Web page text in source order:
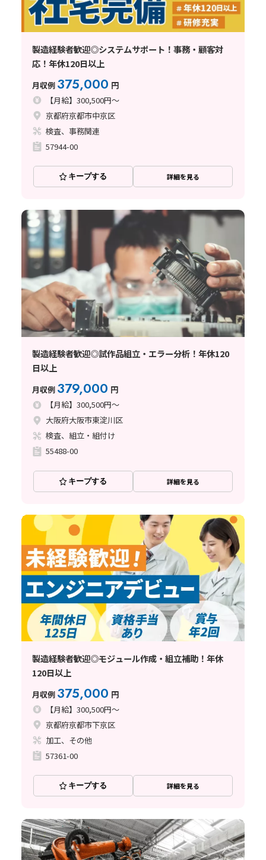
製造経験者歓迎◎システムサポート！事務・顧客対
応！年休120日以上
月収例 375,000 円
【月給】300,500円～
京都府京都市中京区
検査、事務関連
57944-00
キープする 詳細を見る
製造経験者歓迎◎試作品組立・エラー分析！年休120
日以上
月収例 379,000 円
【月給】300,500円～
大阪府大阪市東淀川区
検査、組立・組付け
55488-00
キープする 詳細を見る
製造経験者歓迎◎モジュール作成・組立補助！年休
120日以上
月収例 375,000 円
【月給】300,500円～
京都府京都市下京区
加工、その他
57361-00
キープする 詳細を見る